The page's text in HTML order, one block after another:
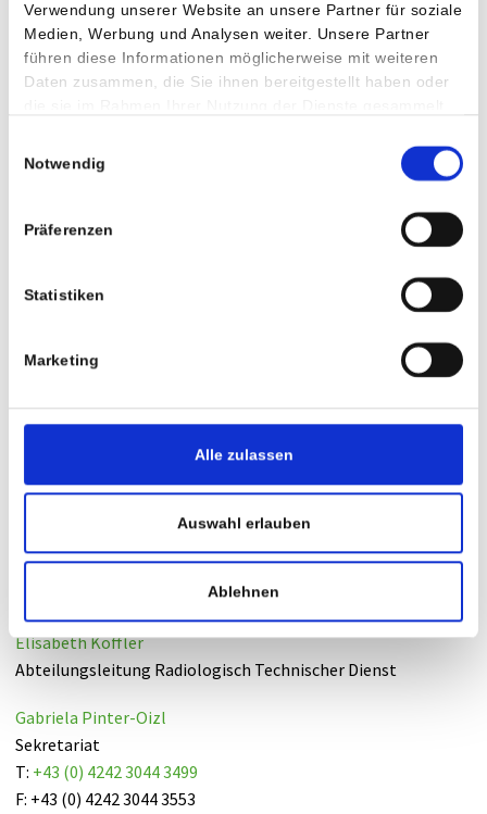
Verwendung unserer Website an unsere Partner für soziale
Medien, Werbung und Analysen weiter. Unsere Partner
führen diese Informationen möglicherweise mit weiteren
Daten zusammen, die Sie ihnen bereitgestellt haben oder
Notwendig
Präferenzen
Statistiken
Marketing
Alle zulassen
Auswahl erlauben
Ablehnen
Dr. Thomas Schmidhuber
Facharzt für Radiologie
Elisabeth Koffler
Abteilungsleitung Radiologisch Technischer Dienst
Gabriela Pinter-Oizl
Sekretariat
T: +43 (0) 4242 3044 3499
F: +43 (0) 4242 3044 3553